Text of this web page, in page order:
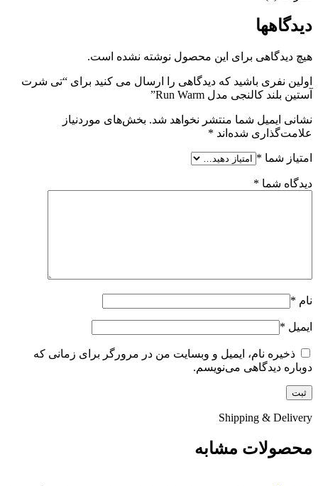
دیدگاهها
هیچ دیدگاهی برای این محصول نوشته نشده است.
اولین نفری باشید که دیدگاهی را ارسال می کنید برای “تی شرت
آستین بلند کالنجی مدل Run Warm”
نشانی ایمیل شما منتشر نخواهد شد. بخش‌های موردنیاز
علامت‌گذاری شده‌اند *
امتیاز شما *
دیدگاه شما *
نام *
ایمیل *
ذخیره نام، ایمیل و وبسایت من در مرورگر برای زمانی که
دوباره دیدگاهی می‌نویسم.
Shipping & Delivery
محصولات مشابه